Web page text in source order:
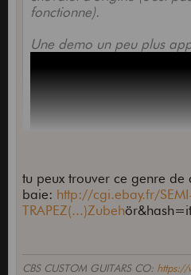
fonctionne).
Une demo un peu plus
tu peux trouver ce genre
baie: http://cgi.ebay.fr/
TRAPEZ(...)Zubeh
CBS CUSTOM GUITARS CO: https://